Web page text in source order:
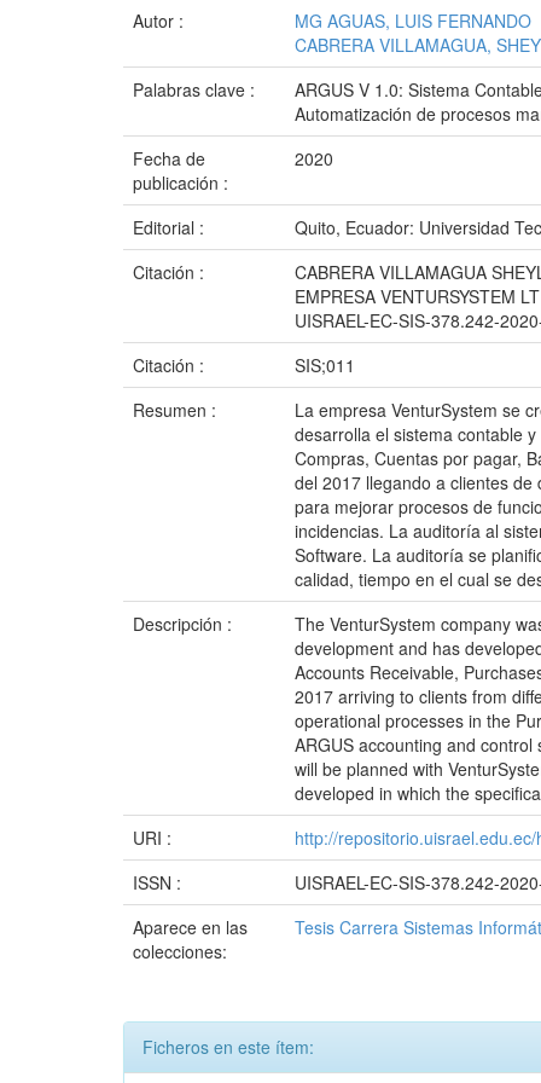
Autor :
MG AGUAS, LUIS FERNANDO
CABRERA VILLAMAGUA,
Palabras clave :
ARGUS V 1.0: Sistema
Automatización de procesos
Fecha de
publicación :
2020
Editorial :
Quito, Ecuador: Universidad
Citación :
CABRERA VILLAMAGUA
EMPRESA VENTURSYSTEM
UISRAEL-EC-SIS-378.242-
Citación :
SIS;011
Resumen :
La empresa VenturSystem se
desarrolla el sistema contable
Compras, Cuentas por pagar,
del 2017 llegando a clientes
para mejorar procesos de
incidencias. La auditoría al
Software. La auditoría se
calidad, tiempo en el cual se
Descripción :
The VenturSystem company
development and has
Accounts Receivable,
2017 arriving to clients from
operational processes in the
ARGUS accounting and
will be planned with
developed in which the
URI :
http://
ISSN :
UISRAEL-EC-SIS-378.242-
Aparece en las
colecciones:
Tesis Carrera Sistemas
Ficheros en este ítem: